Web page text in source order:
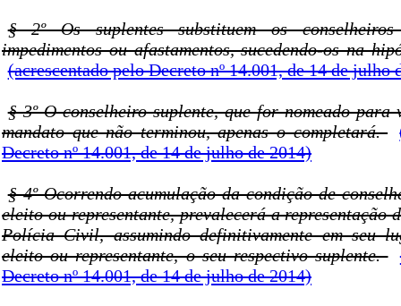
§ 2º Os suplentes substituem os
impedimentos ou afastamentos, sucedendo-os na
(acrescentado pelo Decreto nº 14.001, de 14 de julho
§ 3º O conselheiro suplente, que for nomeado para
mandato que não terminou, apenas o completará.
Decreto nº 14.001, de 14 de julho de 2014)
§ 4º Ocorrendo acumulação da condição de
eleito ou representante, prevalecerá a representação
Polícia Civil, assumindo definitivamente em seu
eleito ou representante, o seu respectivo suplente.
Decreto nº 14.001, de 14 de julho de 2014)